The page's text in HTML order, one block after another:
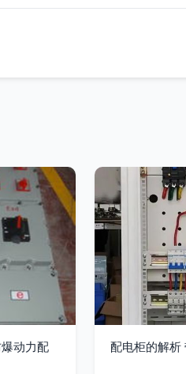
动力配
配电柜的解析